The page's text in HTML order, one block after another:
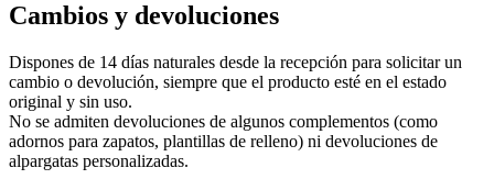
Cambios y devoluciones
Dispones de 14 días naturales desde la recepción para solicitar un
cambio o devolución, siempre que el producto esté en el estado
original y sin uso.
No se admiten devoluciones de algunos complementos (como
adornos para zapatos, plantillas de relleno) ni devoluciones de
alpargatas personalizadas.